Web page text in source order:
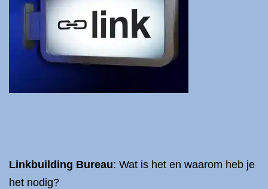
Linkbuilding Bureau: Wat is het en waarom heb je
het nodig?